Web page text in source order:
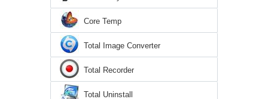
Core Temp
Total Image Converter
Total Recorder
Total Uninstall